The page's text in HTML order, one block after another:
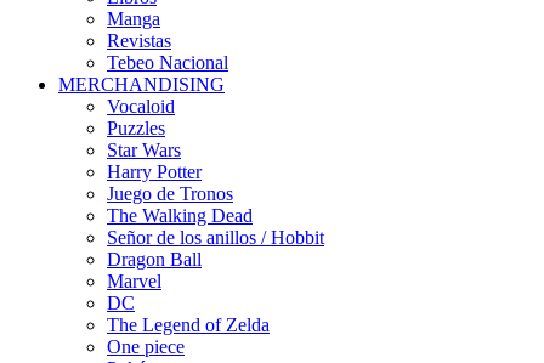
Manga
Revistas
Tebeo Nacional
MERCHANDISING
Vocaloid
Puzzles
Star Wars
Harry Potter
Juego de Tronos
The Walking Dead
Señor de los anillos / Hobbit
Dragon Ball
Marvel
DC
The Legend of Zelda
One piece